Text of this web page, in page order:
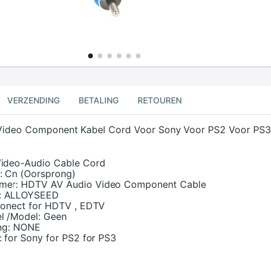
VERZENDING BETALING RETOUREN
Component Kabel Cord Voor Sony Voor PS2 Voor PS3
Audio Cable Cord
Cn (Oorsprong)
HDTV AV Audio Video Component Cable
ALLOYSEED
for HDTV , EDTV
/Model: Geen
NONE
for Sony for PS2 for PS3